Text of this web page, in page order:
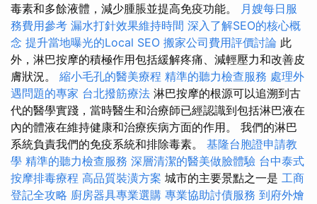
毒素和多餘液體，減少腫脹並提高免疫功能。 月嫂每日服
務費用參考 漏水打針效果維持時間 深入了解SEO的核心概
念 提升當地曝光的Local SEO 搬家公司費用評價討論 此
外，淋巴按摩的積極作用包括緩解疼痛、減輕壓力和改善皮
膚狀況。 縮小毛孔的醫美療程 精準的聽力檢查服務 處理外
遇問題的專家 台北撥筋療法 淋巴按摩的根源可以追溯到古
代的醫學實踐，當時醫生和治療師已經認識到包括淋巴液在
內的體液在維持健康和治療疾病方面的作用。 我們的淋巴
系統負責我們的免疫系統和排除毒素。 基隆台胞證申請教
學 精準的聽力檢查服務 深層清潔的醫美做臉體驗 台中泰式
按摩排毒療程 高品質裝潢方案 城市的主要景點之一是 工商
登記全攻略 廚房器具專業選購 專業協助討債服務 到府外燴